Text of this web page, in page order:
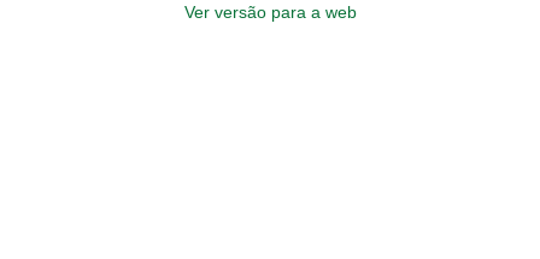
Ver versão para a web